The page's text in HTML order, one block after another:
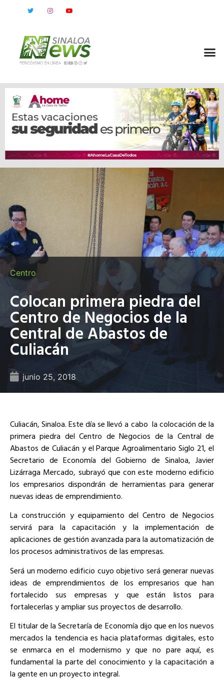
Centro
Colocan primera piedra del
Centro de Negocios de la
Central de Abastos de
Culiacán
junio 25, 2018
Culiacán, Sinaloa. Este día se llevó a cabo la colocación de la
primera piedra del Centro de Negocios de la Central de
Abastos de Culiacán y el Parque Agroalimentario Siglo 21, el
Secretario de Economía del Gobierno de Sinaloa, Javier
Lizárraga Mercado, subrayó que con este moderno edificio
los empresarios dispondrán de herramientas para generar
nuevas ideas de emprendimiento.
La construcción y equipamiento del Centro de Negocios
servirá para la capacitación y la implementación de
aplicaciones de gestión avanzada para la automatización de
los procesos administrativos de las empresas.
Será un moderno edificio cuyo objetivo será generar nuevas
ideas de emprendimientos de los empresarios que han
fortalecido sus empresas y que están listos para
fortalecerlas y ampliar sus proyectos de desarrollo.
El titular de la Secretaría de Economía dijo que en los nuevos
mercados la tendencia es hacia plataformas digitales, esto
se enmarca en el modernismo y que no pare aquí, es
fundamental la parte del conocimiento y la capacitación a
la gente en un proyecto integral.